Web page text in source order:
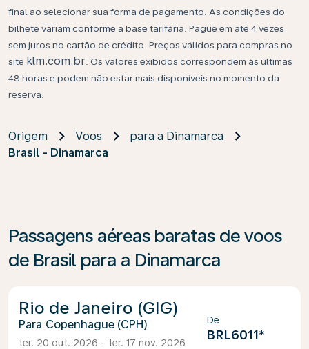
final ao selecionar sua forma de pagamento. As condições do
bilhete variam conforme a base tarifária. Pague em até 4 vezes
sem juros no cartão de crédito. Preços válidos para compras no
site klm.com.br . Os valores exibidos correspondem às últimas
48 horas e podem não estar mais disponíveis no momento da
reserva.
Origem Voos
para a Dinamarca
Brasil - Dinamarca
Passagens aéreas baratas de voos
de Brasil para a Dinamarca
Rio de Janeiro (GIG)
Copenhague (CPH)
ter. 20 out. 2026 - ter. 17 nov. 2026
De
BRL6011*